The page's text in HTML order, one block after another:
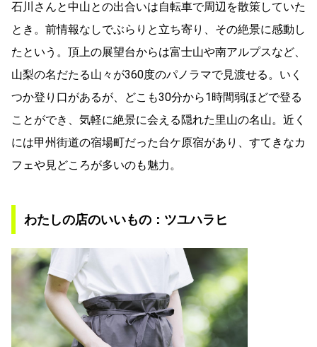
石川さんと中山との出合いは自転車で周辺を散策していた
とき。前情報なしでぶらりと立ち寄り、その絶景に感動し
たという。頂上の展望台からは富士山や南アルプスなど、
山梨の名だたる山々が360度のパノラマで見渡せる。いく
つか登り口があるが、どこも30分から1時間弱ほどで登る
ことができ、気軽に絶景に会える隠れた里山の名山。近く
には甲州街道の宿場町だった台ケ原宿があり、すてきなカ
フェや見どころが多いのも魅力。
わたしの店のいいもの：ツユハラヒ